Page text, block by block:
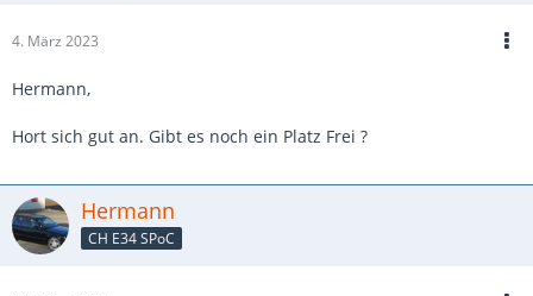
4. März 2023
Hermann,
Hort sich gut an. Gibt es noch ein Platz Frei ?
Hermann
CH E34 SPoC